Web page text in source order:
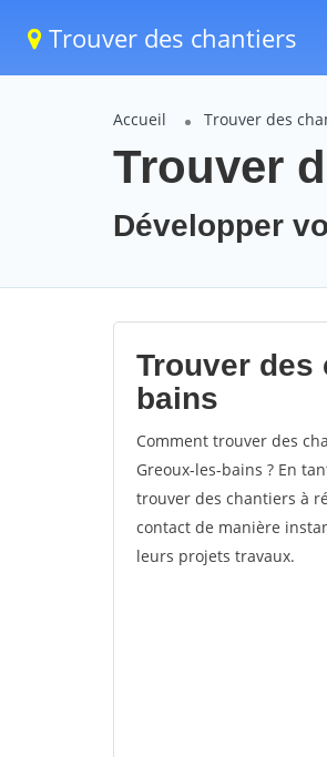
Trouver des chantiers
Accueil Trouver des
Trouver
Développer
Trouver des
bains
Comment trouver des
Greoux-les-bains ? En
trouver des chantiers à
contact de manière
leurs projets travaux.